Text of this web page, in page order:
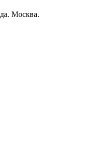
Москва.